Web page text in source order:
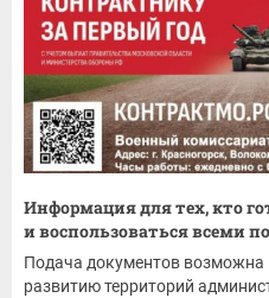
Информация для тех, кто
и воспользоваться всеми
Подача документов возможна
развитию территорий